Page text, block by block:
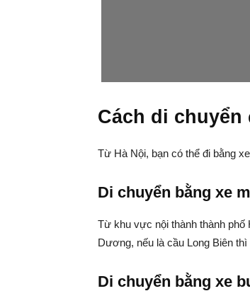
Cách di chuyển
Từ Hà Nội, bạn có thể đi bằng
Di chuyển bằng xe
Từ khu vực nội thành thành
Dương, nếu là cầu Long Biên
Di chuyển bằng xe